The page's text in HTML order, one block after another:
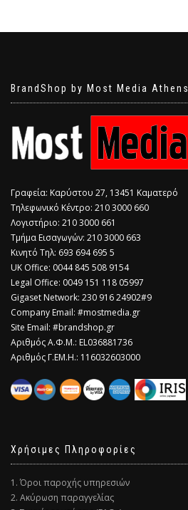
BrandShop by Most Media Athens
Γραφεία: Καρύστου 27, 13451 Καματερό
Τηλεφωνικό Κέντρο: 210 3000 660
Λογιστήριο: 210 3000 661
Τμήμα Εισαγωγών: 210 3000 663
Κινητό Τηλ: 693 694 695 5
​UK Office: 0044 845 508 9154
Legal Office: 0049 151 118 05997
Gigaset Network: 230 916 24902#9
Company Email: #mostmedia.gr
Site Email: #brandshop.gr
Αριθμός Α.Φ.Μ.: EL036881736
Αριθμός Γ.ΕΜ.Η.: 116032603000
Χρήσιμες Πληροφορίες
1. Όροι παροχής υπηρεσιών
2. Ακύρωση παραγγελίας